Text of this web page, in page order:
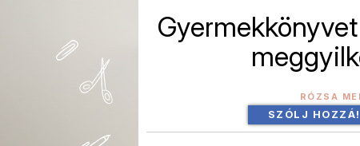
RÓZSA
SZÓLJ HOZZÁ!